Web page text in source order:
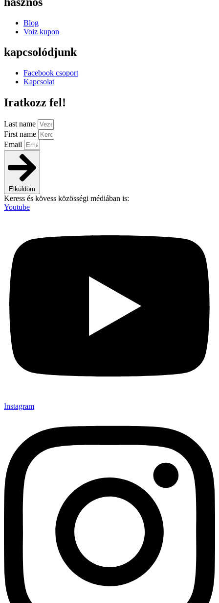
Blog
Voiz kupon
kapcsolódjunk
Facebook csoport
Kapcsolat
Iratkozz fel!
Last name
First name
Email
Elküldöm
Keress és kövess közösségi médiában is:
Youtube
Instagram